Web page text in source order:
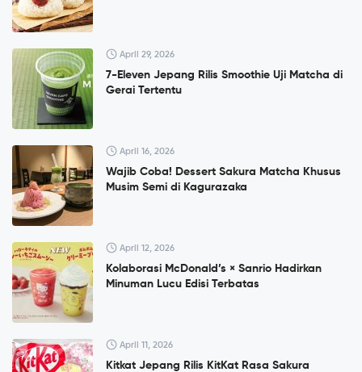
April 29, 2026
7-Eleven Jepang Rilis Smoothie Uji Matcha di
Gerai Tertentu
April 16, 2026
Wajib Coba! Dessert Sakura Matcha Khusus
Musim Semi di Kagurazaka
April 12, 2026
Kolaborasi McDonald’s × Sanrio Hadirkan
Minuman Lucu Edisi Terbatas
April 11, 2026
Kitkat Jepang Rilis KitKat Rasa Sakura